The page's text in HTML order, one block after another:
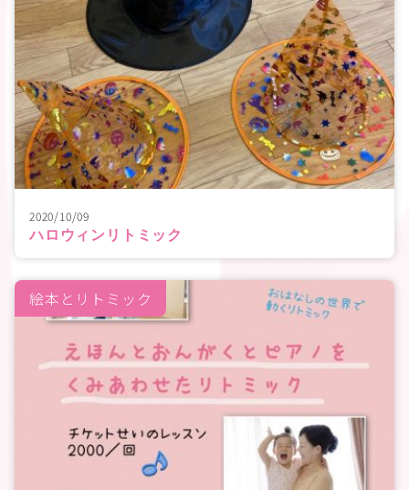
2020/10/09
ハロウィンリトミック
絵本とリトミック